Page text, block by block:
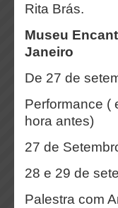
Rita Brás.
Museu
Janeiro
De 27 de
Performance (
hora antes)
27 de
28 e 29 de
Palestra com